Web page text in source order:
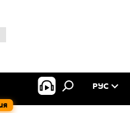
РУС